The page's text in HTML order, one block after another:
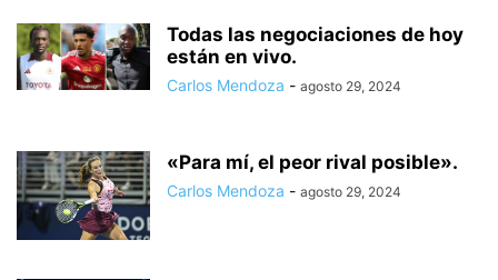
Todas las negociaciones de hoy
están en vivo.
Carlos Mendoza - agosto 29, 2024
«Para mí, el peor rival posible».
Carlos Mendoza - agosto 29, 2024